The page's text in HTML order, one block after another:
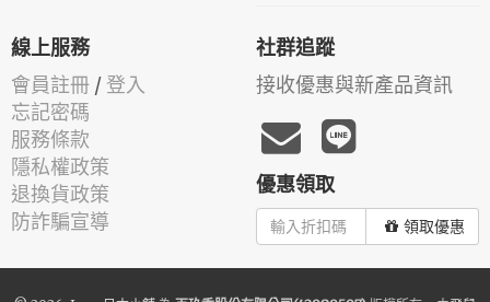
線上服務
會員註冊 / 登入
忘記密碼
服務條款
隱私權政策
退換貨政策
防詐騙宣導
社群追蹤
接收優惠與新產品資訊
優惠領取
領取優惠